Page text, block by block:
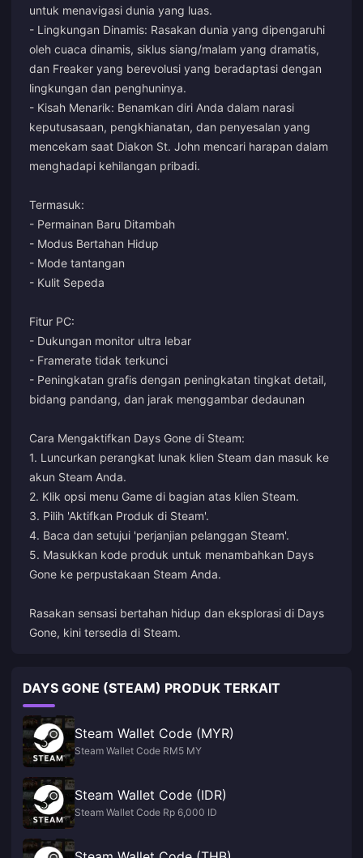
untuk menavigasi dunia yang luas.
- Lingkungan Dinamis: Rasakan dunia yang dipengaruhi
oleh cuaca dinamis, siklus siang/malam yang dramatis,
dan Freaker yang berevolusi yang beradaptasi dengan
lingkungan dan penghuninya.
- Kisah Menarik: Benamkan diri Anda dalam narasi
keputusasaan, pengkhianatan, dan penyesalan yang
mencekam saat Diakon St. John mencari harapan dalam
menghadapi kehilangan pribadi.
Termasuk:
- Permainan Baru Ditambah
- Modus Bertahan Hidup
- Mode tantangan
- Kulit Sepeda
Fitur PC:
- Dukungan monitor ultra lebar
- Framerate tidak terkunci
- Peningkatan grafis dengan peningkatan tingkat detail,
bidang pandang, dan jarak menggambar dedaunan
Cara Mengaktifkan Days Gone di Steam:
1. Luncurkan perangkat lunak klien Steam dan masuk ke
akun Steam Anda.
2. Klik opsi menu Game di bagian atas klien Steam.
3. Pilih 'Aktifkan Produk di Steam'.
4. Baca dan setujui 'perjanjian pelanggan Steam'.
5. Masukkan kode produk untuk menambahkan Days
Gone ke perpustakaan Steam Anda.
Rasakan sensasi bertahan hidup dan eksplorasi di Days
Gone, kini tersedia di Steam.
DAYS GONE (STEAM) PRODUK TERKAIT
Steam Wallet Code (MYR)
Steam Wallet Code RM5 MY
Steam Wallet Code (IDR)
Steam Wallet Code Rp 6,000 ID